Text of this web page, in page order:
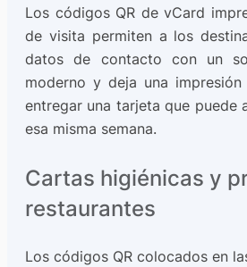
Los códigos QR de vCard
de visita permiten a los
datos de contacto con un
moderno y deja una
entregar una tarjeta que puede
esa misma semana.
Cartas higiénicas y
restaurantes
Los códigos QR colocados en